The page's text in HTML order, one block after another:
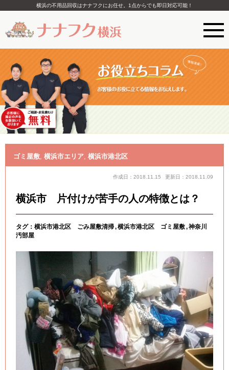
横浜の不用品回収はナナフクにお任せ。1点からでも即日対応可能！
ゴミ屋敷, 横浜市エリア, 横浜市港北区
作成日：2018.11.15 更新日：2018.11.09
横浜市 片付けが苦手の人の特徴とは？
タグ： 横浜市港北区 ごみ屋敷清掃 横浜市港北区 ゴミ屋敷 神奈川
汚部屋